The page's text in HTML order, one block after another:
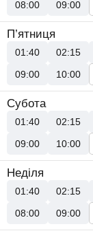
08:00
09:00
П’ятниця
01:40 02:15
09:00
10:00
Субота
01:40 02:15
09:00
10:00
Неділя
01:40 02:15
08:00
09:00